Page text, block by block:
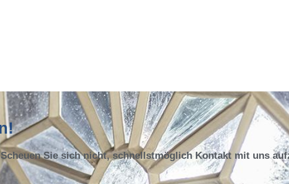
Sie sich nicht, schnellstmöglich Kontakt mit uns